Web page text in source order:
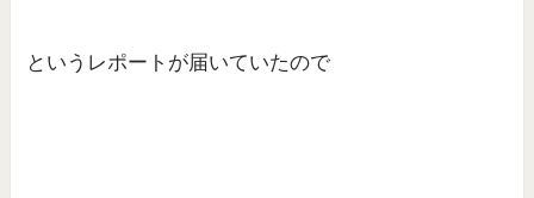
というレポートが届いていたので